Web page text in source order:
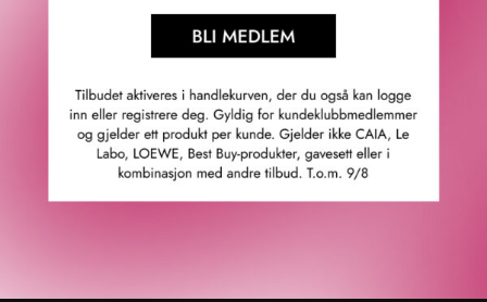
Konkurransevinnere
Sommermagasin
Kundesenter
Kundeservice